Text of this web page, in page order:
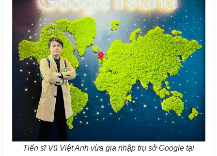
Tiến sĩ Vũ Việt Anh vừa gia nhập trụ sở Google tại